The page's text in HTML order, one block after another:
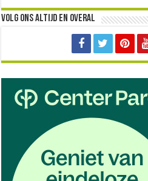
Volg ons altijd en overal